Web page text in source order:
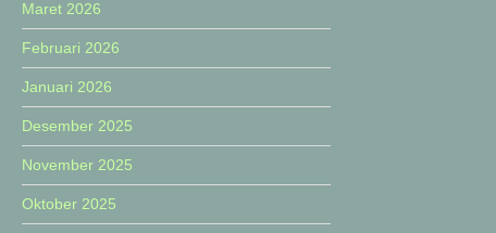
Maret 2026
Februari 2026
Januari 2026
Desember 2025
November 2025
Oktober 2025